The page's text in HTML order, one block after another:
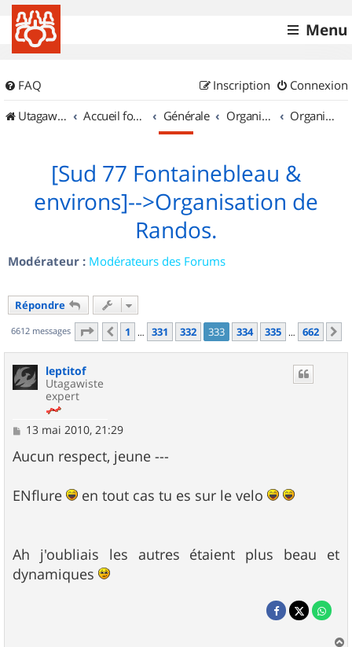
Menu
FAQ Connexion
Inscription
UtagawaVTT (Randos VTT et VTTAE avec traces GPS)
Accueil forum Générale Organisation de sorties & Recherche de partenaires Organisation de sorties en région Île de France
[Sud 77 Fontainebleau &
environs]-->Organisation de
Randos.
Modérateur : Modérateurs des Forums
Répondre
6612 messages Page 333 sur662
Précédent
1 … 331 332 333 334 335 … 662
leptitof
Utagawiste
expert
M
s
s
g
e
13 mai 2010, 21:29
Aucun respect, jeune ---
ENflure en tout cas tu es sur le velo
Ah j'oubliais les autres étaient plus beau et
dynamiques